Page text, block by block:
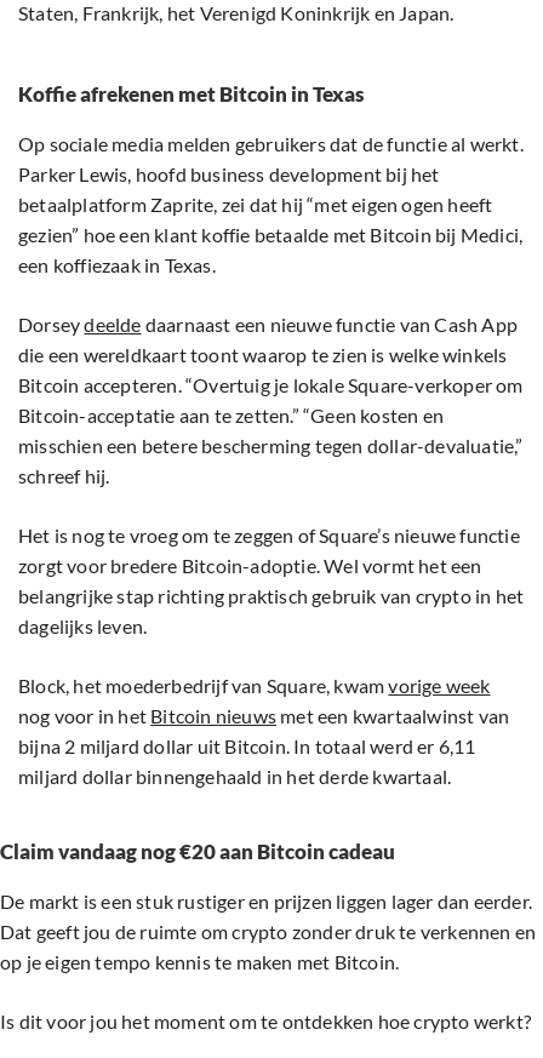
Staten, Frankrijk, het Verenigd Koninkrijk en Japan.
Koffie afrekenen met Bitcoin in Texas
Op sociale media melden gebruikers dat de functie al werkt.
Parker Lewis, hoofd business development bij het
betaalplatform Zaprite, zei dat hij “met eigen ogen heeft
gezien” hoe een klant koffie betaalde met Bitcoin bij Medici,
een koffiezaak in Texas.
Dorseydeelde daarnaast een nieuwe functie van Cash App
die een wereldkaart toont waarop te zien is welke winkels
Bitcoin accepteren. “Overtuig je lokale Square-verkoper om
Bitcoin-acceptatie aan te zetten.” “Geen kosten en
misschien een betere bescherming tegen dollar-devaluatie,”
schreef hij.
Het is nog te vroeg om te zeggen of Square’s nieuwe functie
zorgt voor bredere Bitcoin-adoptie. Wel vormt het een
belangrijke stap richting praktisch gebruik van crypto in het
dagelijks leven.
Block, het moederbedrijf van Square, kwamvorige week
nog voor in het Bitcoin nieuws met een kwartaalwinst van
bijna 2 miljard dollar uit Bitcoin. In totaal werd er 6,11
miljard dollar binnengehaald in het derde kwartaal.
Claim vandaag nog €20 aan Bitcoin cadeau
De markt is een stuk rustiger en prijzen liggen lager dan eerder.
Dat geeft jou de ruimte om crypto zonder druk te verkennen en
op je eigen tempo kennis te maken met Bitcoin.
Is dit voor jou het moment om te ontdekken hoe crypto werkt?